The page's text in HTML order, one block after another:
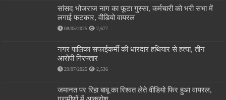
सांसद भोजराज नाग का फूटा गुस्सा, कर्मचारी को भरी सभा में
लगाई फटकार, वीडियो वायरल
08/05/2025 2,677
नगर पालिका सफाईकर्मी की धारदार हथियार से हत्या, तीन
आरोपी गिरफ्तार
29/07/2025 2,536
जमानत पर रिहा बाबू का रिश्वत लेते वीडियो फिर हुआ वायरल,